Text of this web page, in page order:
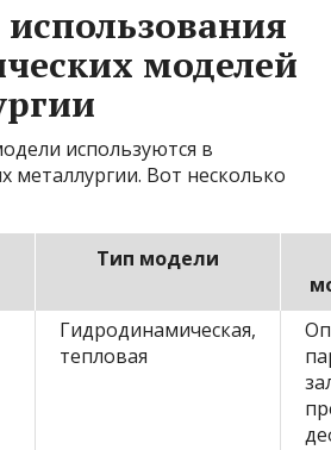
моделей
используются в
металлургии. Вот несколько
Тип модели
Гидродинамическая,
тепловая